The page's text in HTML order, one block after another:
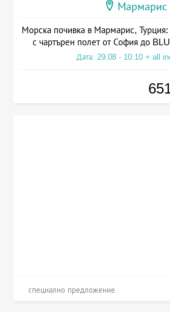
Мармарис
Морска почивка в Мармарис,
с чартърен полет от София до
Дата: 29.08 - 10.10 + all
специално предложение